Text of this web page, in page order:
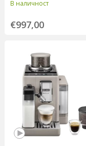
В наличност
€997,00